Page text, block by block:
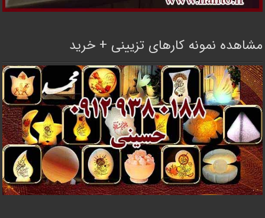
مشاهده نمونه کارهای تزیینی + خرید